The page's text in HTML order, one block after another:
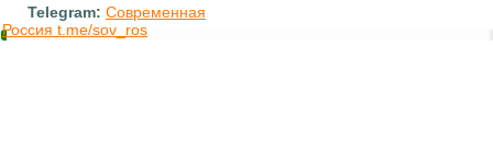
Telegram: Современная
Россия t.me/sov_ros